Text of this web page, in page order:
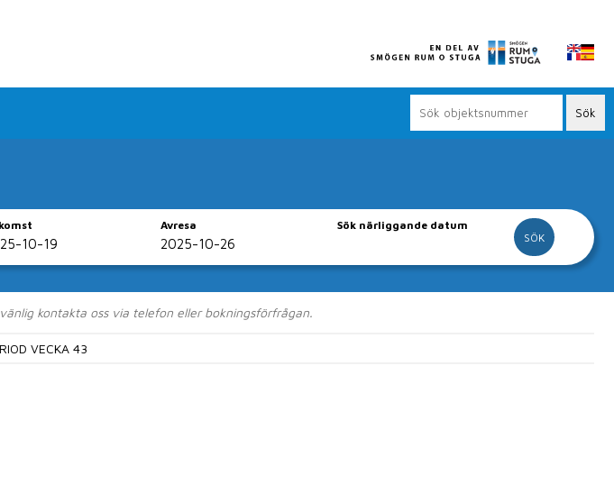
Avresa Sök närliggande datum
nära Smögen.
och en kort båtfärd till Smögenbryggan.
kontakta oss via telefon eller bokningsförfrågan.
VECKA 43